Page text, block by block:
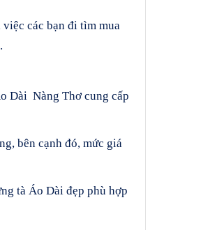
các bạn đi tìm mua
Dài Nàng Thơ cung cấp
bên cạnh đó, mức giá
tà Áo Dài đẹp phù hợp